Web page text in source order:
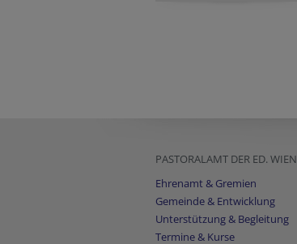
PASTORALAMT DER ED.
Ehrenamt & Gremien
Gemeinde & Entwicklung
Unterstützung & Begleitung
Termine & Kurse